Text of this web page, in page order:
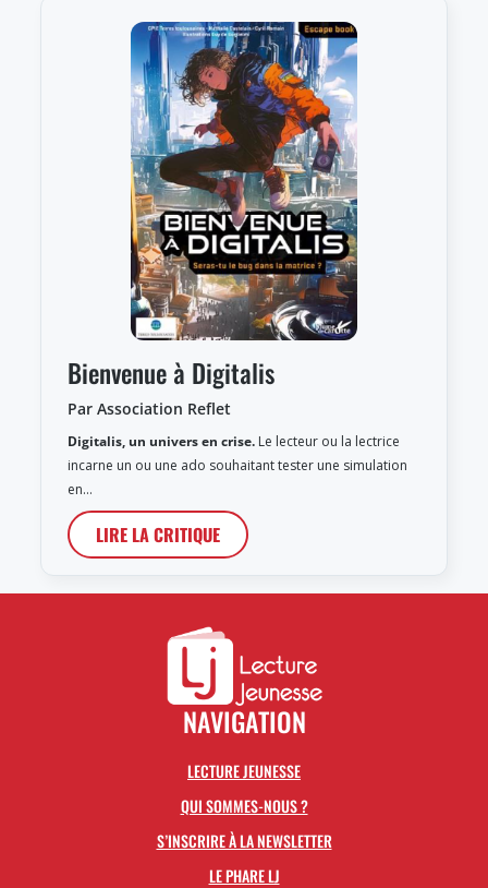
Bienvenue à Digitalis
Par Association Reflet
Digitalis, un univers en crise. Le lecteur ou la lectrice
incarne un ou une ado souhaitant tester une simulation
en…
LIRE LA CRITIQUE
NAVIGATION
LECTURE JEUNESSE
QUI SOMMES-NOUS ?
S’INSCRIRE À LA NEWSLETTER
LE PHARE LJ